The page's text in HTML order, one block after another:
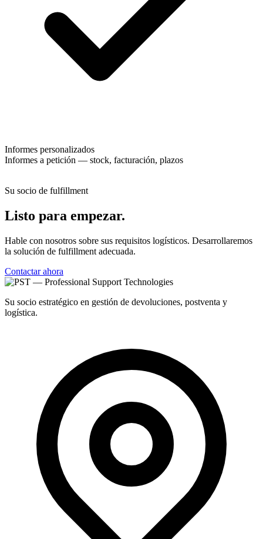
Informes personalizados
Informes a petición — stock, facturación, plazos
Su socio de fulfillment
Listo para empezar.
Hable con nosotros sobre sus requisitos logísticos. Desarrollaremos
la solución de fulfillment adecuada.
Contactar ahora
Su socio estratégico en gestión de devoluciones, postventa y
logística.